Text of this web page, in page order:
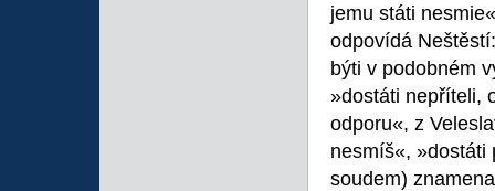
jemu státi
odpovídá
býti v podobném
»dostáti nepříteli,
odporu«, z
nesmíš«, »dostáti
soudem)